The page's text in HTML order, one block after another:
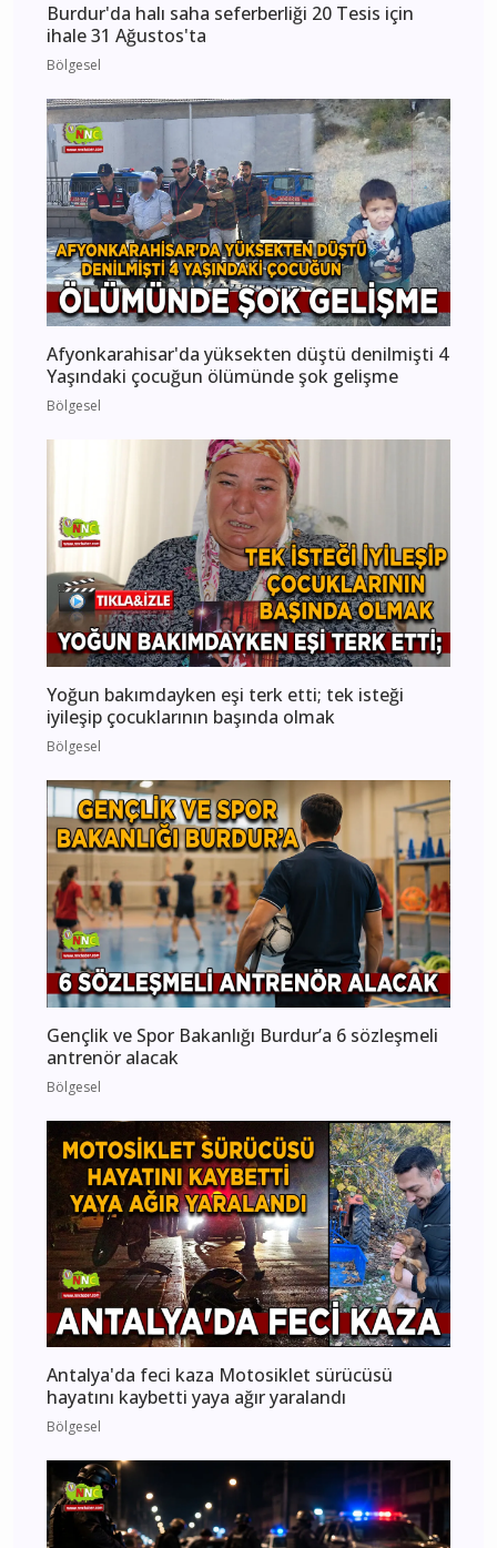
Burdur'da halı saha seferberliği 20 Tesis için
ihale 31 Ağustos'ta
Bölgesel
Afyonkarahisar'da yüksekten düştü denilmişti 4
Yaşındaki çocuğun ölümünde şok gelişme
Bölgesel
Yoğun bakımdayken eşi terk etti; tek isteği
iyileşip çocuklarının başında olmak
Bölgesel
Gençlik ve Spor Bakanlığı Burdur’a 6 sözleşmeli
antrenör alacak
Bölgesel
Antalya'da feci kaza Motosiklet sürücüsü
hayatını kaybetti yaya ağır yaralandı
Bölgesel